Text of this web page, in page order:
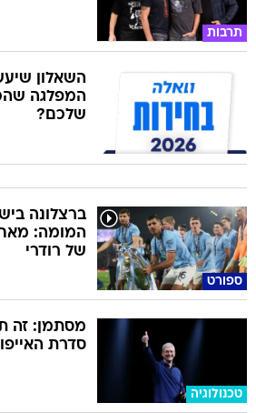
תרבות
השאלון
המפלגה
שלכם?
ספורט
ברצלונה
המומה:
של רודרי
טכנולוגיה
מסתמן: זה
סדרת האייפון